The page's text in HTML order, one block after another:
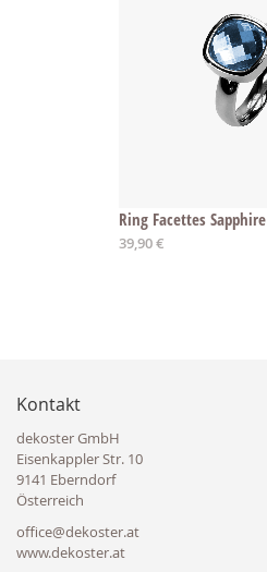
Ring Facettes Sapphire
39,90 €
Kontakt
dekoster GmbH
Eisenkappler Str. 10
9141 Eberndorf
Österreich
office@dekoster.at
www.dekoster.at